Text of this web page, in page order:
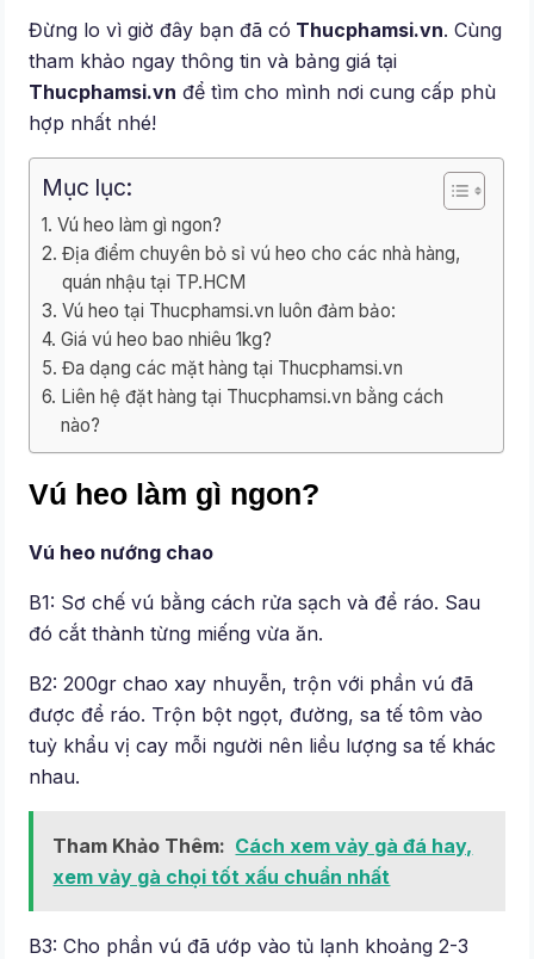
Đừng lo vì giờ đây bạn đã có Thucphamsi.vn. Cùng
tham khảo ngay thông tin và bảng giá tại
Thucphamsi.vn để tìm cho mình nơi cung cấp phù
hợp nhất nhé!
Mục lục:
Vú heo làm gì ngon?
Địa điểm chuyên bỏ sỉ vú heo cho các nhà hàng,
quán nhậu tại TP.HCM
Vú heo tại Thucphamsi.vn luôn đảm bảo:
Giá vú heo bao nhiêu 1kg?
Đa dạng các mặt hàng tại Thucphamsi.vn
Liên hệ đặt hàng tại Thucphamsi.vn bằng cách
nào?
Vú heo làm gì ngon?
Vú heo nướng chao
B1: Sơ chế vú bằng cách rửa sạch và để ráo. Sau
đó cắt thành từng miếng vừa ăn.
B2: 200gr chao xay nhuyễn, trộn với phần vú đã
được để ráo. Trộn bột ngọt, đường, sa tế tôm vào
tuỳ khẩu vị cay mỗi người nên liều lượng sa tế khác
nhau.
Tham Khảo Thêm: Cách xem vảy gà đá hay,
xem vảy gà chọi tốt xấu chuẩn nhất
B3: Cho phần vú đã ướp vào tủ lạnh khoảng 2-3